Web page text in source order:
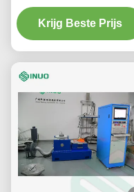
inbrengen met een
testmachine voor het
onderdompelen van
Krijg Beste Prijs